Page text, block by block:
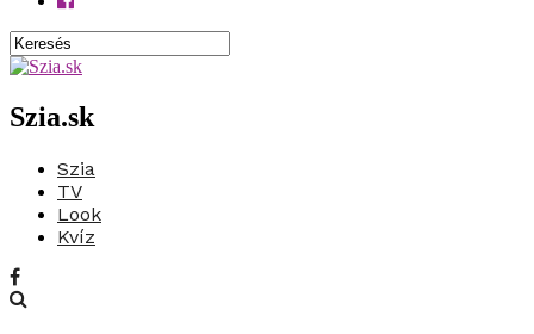
Szia.sk
Szia
TV
Look
Kvíz